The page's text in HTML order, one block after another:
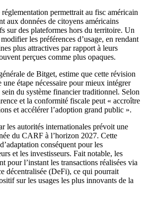
réglementation permettrait au fisc américain
aux données de citoyens américains
sur des plateformes hors du territoire. Un
les préférences d’usage, en rendant
plus attractives par rapport à leurs
perçues comme plus opaques.
de Bitget, estime que cette révision
une étape nécessaire pour mieux intégrer
du système financier traditionnel. Selon
et la conformité fiscale peut « accroître
et accélérer l’adoption grand public ».
les autorités internationales prévoit une
du CARF à l’horizon 2027. Cette
conséquent pour les
et les investisseurs. Fait notable, les
pour l’instant les transactions réalisées via
décentralisée (DeFi), ce qui pourrait
sur les usages les plus innovants de la